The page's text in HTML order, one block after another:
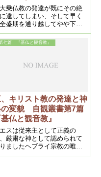
乗仏教の発達が既にその絶
達してしまい、そして早く
盛期を通り越してやや下り
なった頃に、従来の全仏教
括して、これに外界のバラ
教の信仰を考慮しながら新
うになったものが即ちここに
七篇 『基仏と観音教』
、キリスト教の発達と神
の変貌 自観叢書第7篇
基仏と観音教』
スは従来主として正義の
厳粛な神として認められて
ましたヘブライ宗教の唯一
「恩愛」の神であると教え